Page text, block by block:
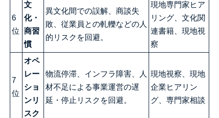
6
位
文
化・
商習
慣
異文化間での誤解、商談失
敗、従業員との軋轢などの人
的リスクを回避。
現地専門家ヒア
リング、文化関
連書籍、現地視
察
7
位
オペ
レー
ショ
ンリ
スク
物流停滞、インフラ障害、人
材不足による事業運営の遅
延・停止リスクを回避。
現地視察、現地
企業ヒアリン
グ、専門家相談